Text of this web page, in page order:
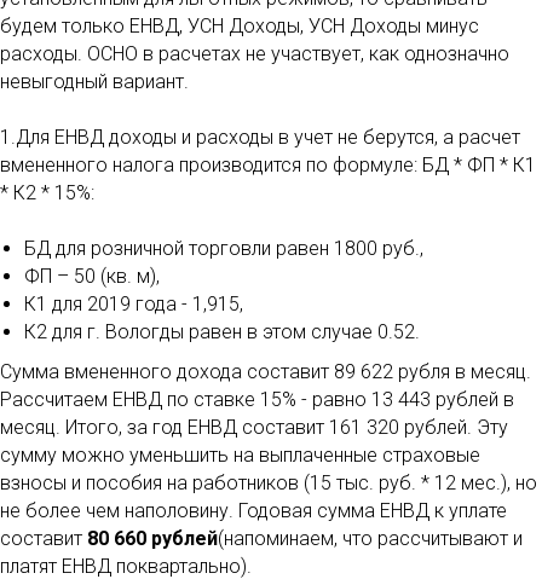
будем только ЕНВД, УСН Доходы, УСН Доходы минус
расходы. ОСНО в расчетах не участвует, как однозначно
невыгодный вариант.
1.Для ЕНВД доходы и расходы в учет не берутся, а расчет
вмененного налога производится по формуле: БД * ФП * К1
* К2 * 15%:
БД для розничной торговли равен 1800 руб.,
ФП – 50 (кв. м),
К1 для 2019 года - 1,915,
К2 для г. Вологды равен в этом случае 0.52.
Сумма вмененного дохода составит 89 622 рубля в месяц.
Рассчитаем ЕНВД по ставке 15% - равно 13 443 рублей в
месяц. Итого, за год ЕНВД составит 161 320 рублей. Эту
сумму можно уменьшить на выплаченные страховые
взносы и пособия на работников (15 тыс. руб. * 12 мес.), но
не более чем наполовину. Годовая сумма ЕНВД к уплате
составит 80 660 рублей(напоминаем, что рассчитывают и
платят ЕНВД поквартально).